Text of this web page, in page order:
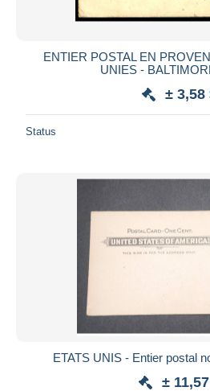
ENTIER POSTAL EN
UNIES -
± 3,58
Status
ETATS UNIS - Entier postal
±